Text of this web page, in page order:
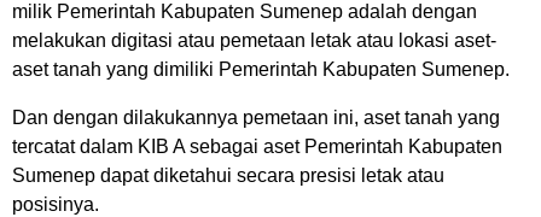
milik Pemerintah Kabupaten Sumenep adalah dengan
melakukan digitasi atau pemetaan letak atau lokasi aset-
aset tanah yang dimiliki Pemerintah Kabupaten Sumenep.
Dan dengan dilakukannya pemetaan ini, aset tanah yang
tercatat dalam KIB A sebagai aset Pemerintah Kabupaten
Sumenep dapat diketahui secara presisi letak atau
posisinya.